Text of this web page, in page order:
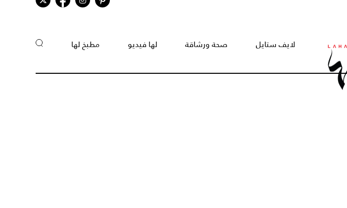
لايف ستايل صحة ورشاقة لها فيديو مطبخ لها